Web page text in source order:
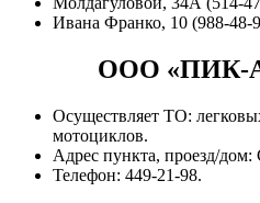
Ивана Франко, 10 (988-48-
ООО «ПИК-
Осуществляет ТО:
мотоциклов.
Адрес пункта, проезд/дом:
Телефон: 449-21-98.